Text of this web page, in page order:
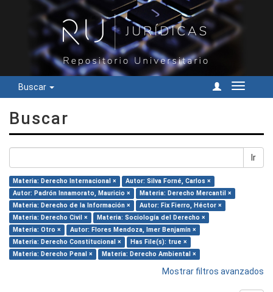
Buscar
Cambiar
Buscar
Ir
Materia: Derecho Internacional ×
Autor: Silva Forné, Carlos ×
Autor: Padrón Innamorato, Mauricio ×
Materia: Derecho Mercantil ×
Materia: Derecho de la Información ×
Autor: Fix Fierro, Héctor ×
Materia: Derecho Civil ×
Materia: Sociología del Derecho ×
Materia: Otro ×
Autor: Flores Mendoza, Imer Benjamín ×
Materia: Derecho Constitucional ×
Has File(s): true ×
Materia: Derecho Penal ×
Materia: Derecho Ambiental ×
Mostrar filtros avanzados